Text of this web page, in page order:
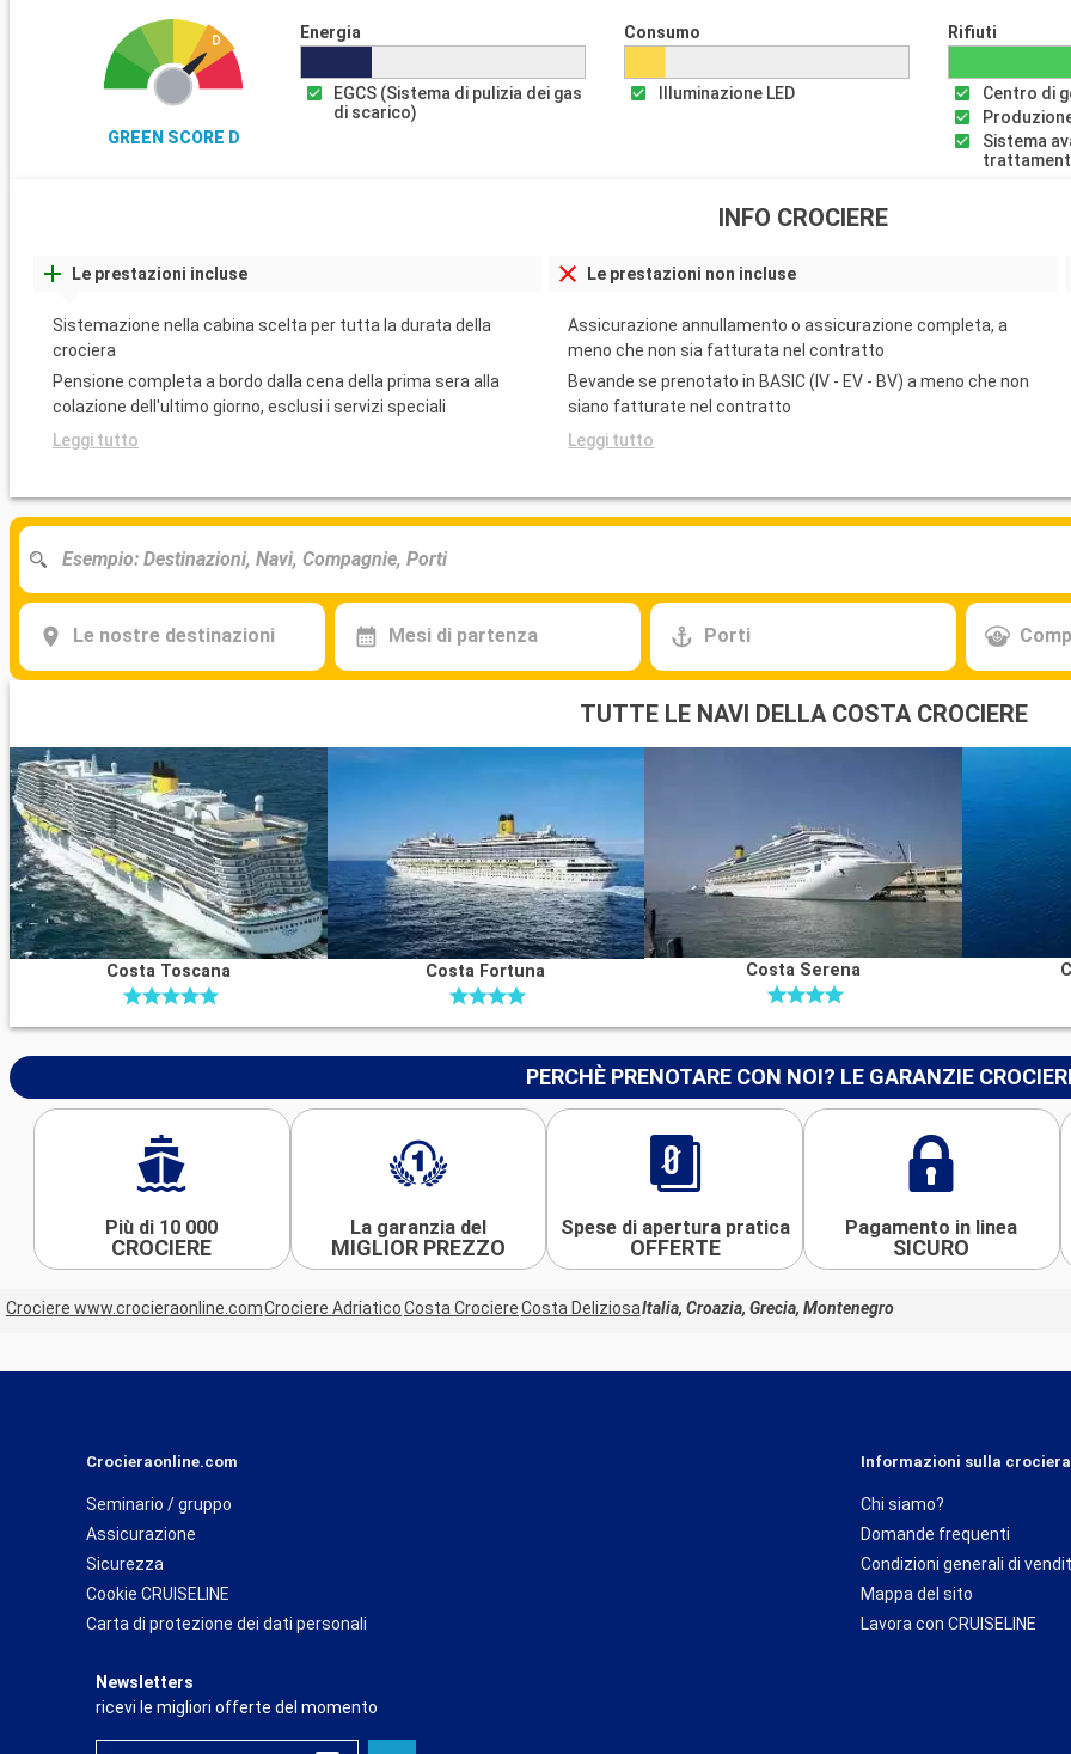
GREEN SCORE D
Energia
EGCS (Sistema di pulizia dei gas
di scarico)
Consumo
Illuminazione LED
Rifiuti
Centro di
Sistema
INFO CROCIERE
Le prestazioni incluse
Sistemazione nella cabina scelta per tutta la durata della
crociera
Pensione completa a bordo dalla cena della prima sera alla
colazione dell'ultimo giorno, esclusi i servizi speciali
Leggi tutto
Le prestazioni non incluse
Assicurazione annullamento o assicurazione completa, a
meno che non sia fatturata nel contratto
Bevande se prenotato in BASIC (IV - EV - BV) a meno che non
siano fatturate nel contratto
Leggi tutto
Le nostre destinazioni Mesi di partenza Porti
TUTTE LE NAVI DELLA COSTA CROCIERE
Costa Toscana Costa Fortuna Costa Serena
PERCHÈ PRENOTARE CON NOI? LE GARANZIE
Più di 10 000
CROCIERE
La garanzia del
MIGLIOR PREZZO
Spese di apertura pratica
OFFERTE
Pagamento in linea
SICURO
Crociere www.crocieraonline.comCrociere AdriaticoCosta CrociereCosta DeliziosaItalia, Croazia, Grecia, Montenegro
Crocieraonline.com
Seminario / gruppo
Assicurazione
Sicurezza
Cookie CRUISELINE
Carta di protezione dei dati personali
Informazioni sulla crociera
Chi siamo?
Domande frequenti
Condizioni generali di
Mappa del sito
Lavora con CRUISELINE
Newsletters
ricevi le migliori offerte del momento